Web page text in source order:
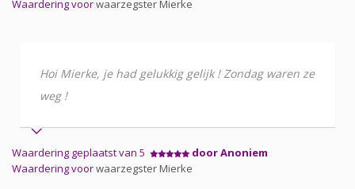
Waardering voorwaarzegster Mierke
Hoi Mierke, je had gelukkig gelijk ! Zondag waren ze
weg !
Waardering geplaatst van 5
door Anoniem
Waardering voorwaarzegster Mierke